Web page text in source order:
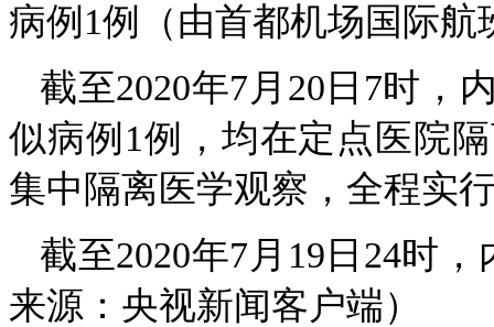
病例1例（由首都机场国际
截至2020年7月20日7时，
似病例1例，均在定点医院
集中隔离医学观察，全程实
截至2020年7月19日24时
来源：央视新闻客户端）